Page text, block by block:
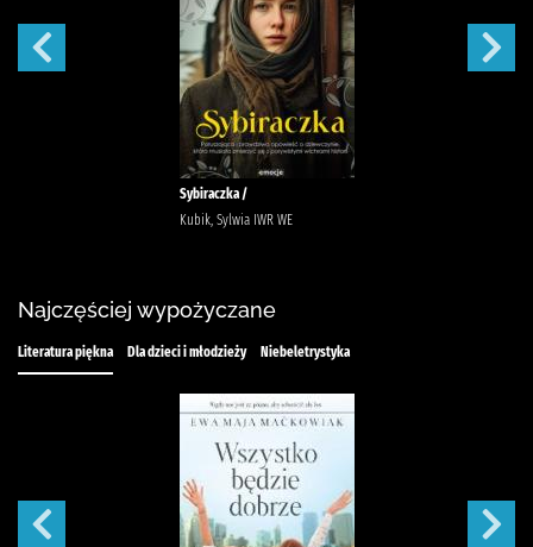
Sybiraczka /
Kubik, Sylwia IWR WE
Najczęściej wypożyczane
Literatura piękna Dla dzieci i młodzieży Niebeletrystyka